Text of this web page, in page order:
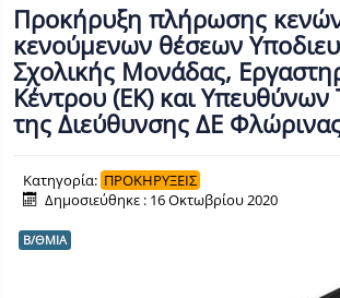
Προκήρυξη πλήρωσης
κενούμενων θέσεων
Σχολικής Μονάδας,
Κέντρου (ΕΚ) και
της Διεύθυνσης ΔΕ
Κατηγορία: ΠΡΟΚΗΡΥΞΕΙΣ
Δημοσιεύθηκε : 16 Οκτωβρίου 2020
Β/ΘΜΙΑ